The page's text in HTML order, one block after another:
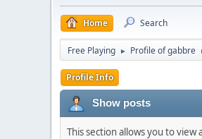
Home Search
Free Playing ► Profile of gabbre
Profile Info
Show posts
This section allows you to